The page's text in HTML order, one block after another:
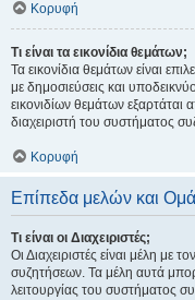
Κορυφή
Τι είναι τα εικονίδια θεμάτων;
Τα εικονίδια θεμάτων είναι
με δημοσιεύσεις και
εικονιδίων θεμάτων
διαχειριστή του συστήματος
Κορυφή
Επίπεδα μελών και
Τι είναι οι Διαχειριστές;
Οι Διαχειριστές είναι μέλη
συζητήσεων. Τα μέλη αυτά
λειτουργίας του συστήματος